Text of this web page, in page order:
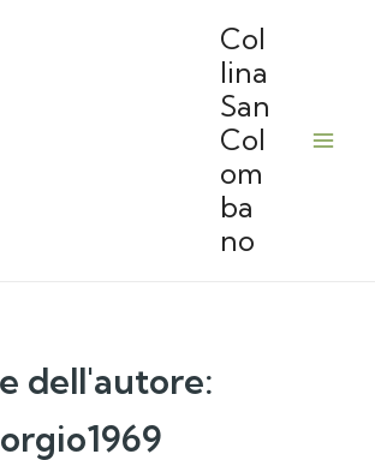
Col
lina
San
Col
om
ba
no
dell'autore: